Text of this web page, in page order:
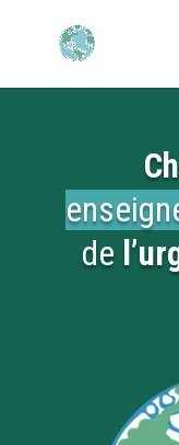
de